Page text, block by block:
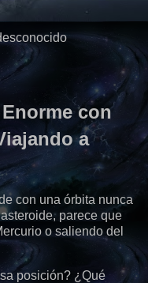
con
a
con una órbita nunca
parece que
o saliendo del
posición? ¿Qué